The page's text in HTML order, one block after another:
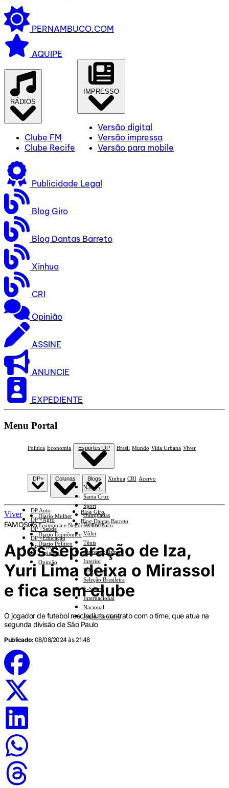
PERNAMBUCO.COM
AQUIPE
RÁDIOS
Clube FM
Clube Recife
IMPRESSO
Versão digital
Versão impressa
Versão para mobile
Publicidade Legal
Blog Giro
Blog Dantas Barreto
Xinhua
CRI
Opinião
ASSINE
ANUNCIE
EXPEDIENTE
Menu Portal
Política Economia Esportes DP
Náutico
Santa Cruz
Sport
Olimpíadas
Basquete
Vôlei
Tênis
Automobilismo
Interior
Feminino
Seleção Brasileira
E-Sports
Internacional
Nacional
Jogos Escolares
Brasil Mundo Vida Urbana Viver
DP+
DP Auto
DP +Agro
DP +Saúde
DP +Educação
DP +Ciências
Colunas
Diario Mulher
Economia e Negócios Em Foco
Diario Econômico
Diario Político
Esplanada
Opinião
Blogs
Blog Giro
Blog Dantas Barreto
Xinhua CRI Acervo
Viver
FAMOSOS
Após separação de Iza,
Yuri Lima deixa o Mirassol
e fica sem clube
O jogador de futebol rescindiu o contrato com o time, que atua na
segunda divisão de São Paulo
Publicado: 08/08/2024 às 21:48